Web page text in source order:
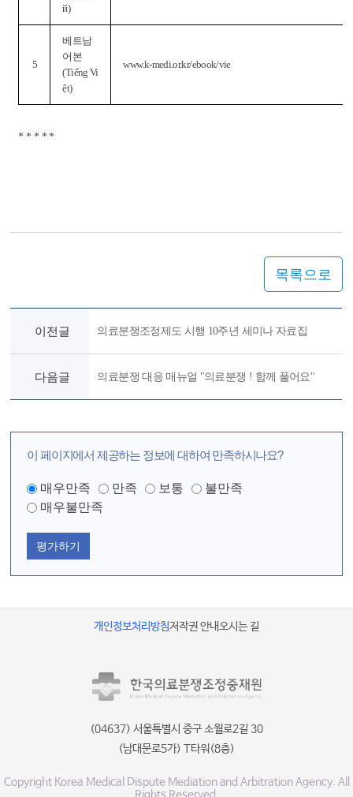
й)
5
베트남
어본
(Tiếng Vi
ệt)
www.k-medi.or.kr/ebook/vie
* * * * *
목록으로
이전글 의료분쟁조정제도 시행 10주년 세미나 자료집
다음글 의료분쟁 대응 매뉴얼 "의료분쟁 ! 함께 풀어요"
이 페이지에서 제공하는 정보에 대하여 만족하시나요?
매우만족 만족 보통
불만족
매우불만족
평가하기
개인정보처리방침저작권 안내오시는 길
(04637) 서울특별시 중구 소월로2길 30
(남대문로5가) T타워(8층)
Copyright Korea Medical Dispute Mediation and Arbitration Agency. All